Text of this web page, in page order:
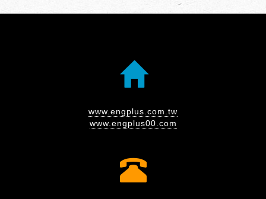
www.engplus.com.tw
www.engplus00.com